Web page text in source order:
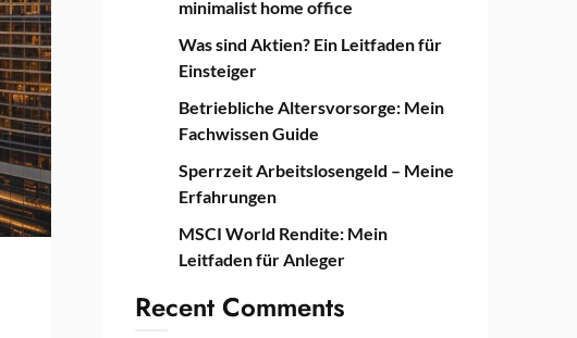
minimalist home office
Was sind Aktien? Ein Leitfaden für
Einsteiger
Betriebliche Altersvorsorge: Mein
Fachwissen Guide
Sperrzeit Arbeitslosengeld – Meine
Erfahrungen
MSCI World Rendite: Mein
Leitfaden für Anleger
Recent Comments